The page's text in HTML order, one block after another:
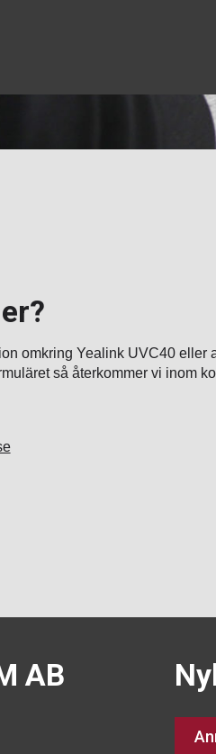
omkring Yealink UVC40 eller
så återkommer vi inom
AB